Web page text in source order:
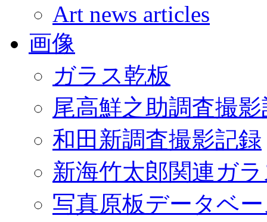
Art news articles
画像
ガラス乾板
尾高鮮之助調査撮
和田新調査撮影記録
新海竹太郎関連ガ
写真原板データベ